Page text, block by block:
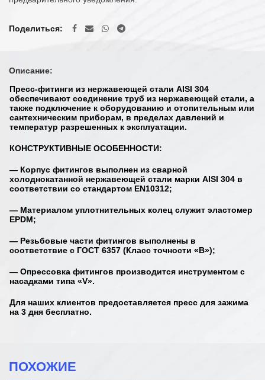
Поделиться
Описание:
Пресс-фитинги из нержавеющей стали AISI 304
обеспечивают соединение труб из нержавеющей стали, а
также подключение к оборудованию и отопительным или
сантехническим приборам, в пределах давлений и
температур разрешенных к эксплуатации.
КОНСТРУКТИВНЫЕ ОСОБЕННОСТИ:
— Корпус фитингов выполнен из сварной
холоднокатанной нержавеющей стали марки AISI 304 в
соответствии со стандартом EN10312;
— Материалом уплотнительных колец служит эластомер
EPDM;
— Резьбовые части фитингов выполнены в
соответствие с ГОСТ 6357 (Класс точности «B»);
— Опрессовка фитингов производится инструментом с
насадками типа «V».
Для наших клиентов предоставляется пресс для зажима
на 3 дня бесплатно.
ПОХОЖИЕ